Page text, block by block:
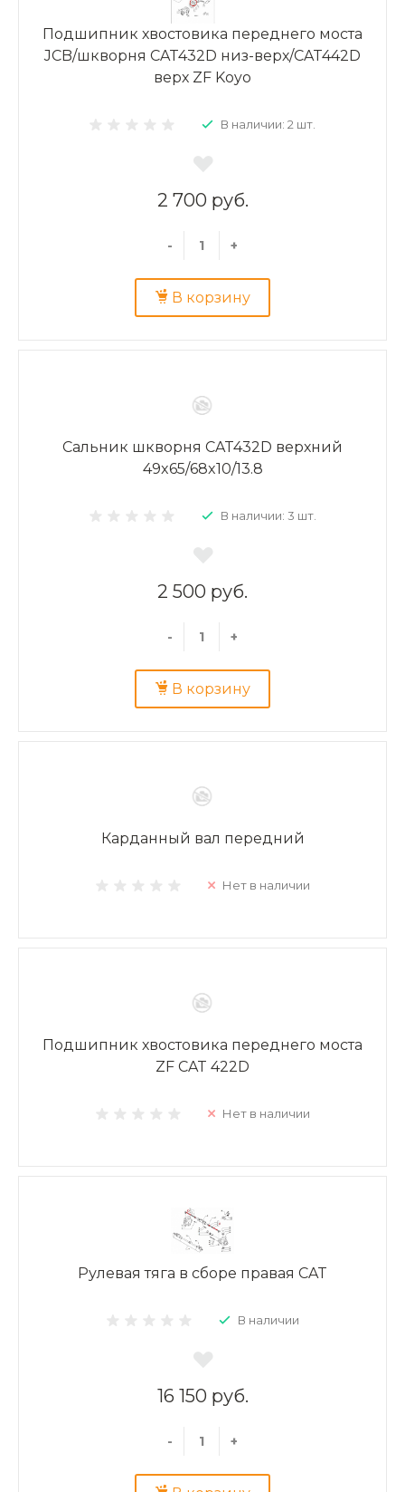
Подшипник хвостовика переднего моста
JCB/шкворня CAT432D низ-верх/CAT442D
верх ZF Koyo
В наличии: 2 шт.
2 700 руб.
- +
В корзину
Сальник шкворня CAT432D верхний
49x65/68x10/13.8
В наличии: 3 шт.
2 500 руб.
- +
В корзину
Карданный вал передний
Нет в наличии
Подшипник хвостовика переднего моста
ZF CAT 422D
Нет в наличии
Рулевая тяга в сборе правая CAT
В наличии
16 150 руб.
- +